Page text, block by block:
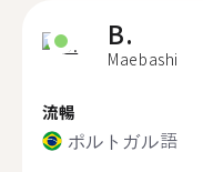
B.
Maebashi
流暢
ポルトガル語